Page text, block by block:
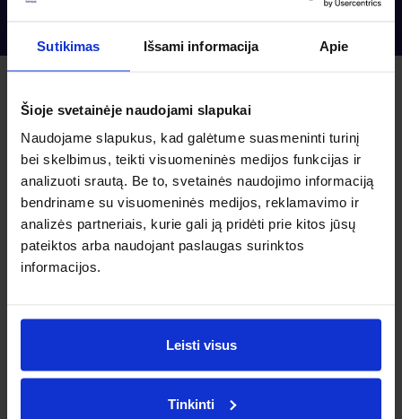
Sutikimas Išsami informacija Apie
Šioje svetainėje naudojami slapukai
Naudojame slapukus, kad galėtume suasmeninti turinį
bei skelbimus, teikti visuomeninės medijos funkcijas ir
analizuoti srautą. Be to, svetainės naudojimo informaciją
bendriname su visuomeninės medijos, reklamavimo ir
analizės partneriais, kurie gali ją pridėti prie kitos jūsų
pateiktos arba naudojant paslaugas surinktos
informacijos.
Leisti visus
Tinkinti
Pradžia su Banqup
Kaip pradėti naudotis
Banqup?
Išbandyk Premium planą nemokamai pirmus tris
mėnesiuis ir atrask visus Banqup privalumus.
Užregistruok savo įmonę su Smart-ID arba M-parašu,
susikurk slaptažodį ir viskas!
gavimas. Susikonfigūravęs aplinką išrašyk sąskaitą
sąskaitas iš skirtingų tiekėjų į Banqup su automatiškai